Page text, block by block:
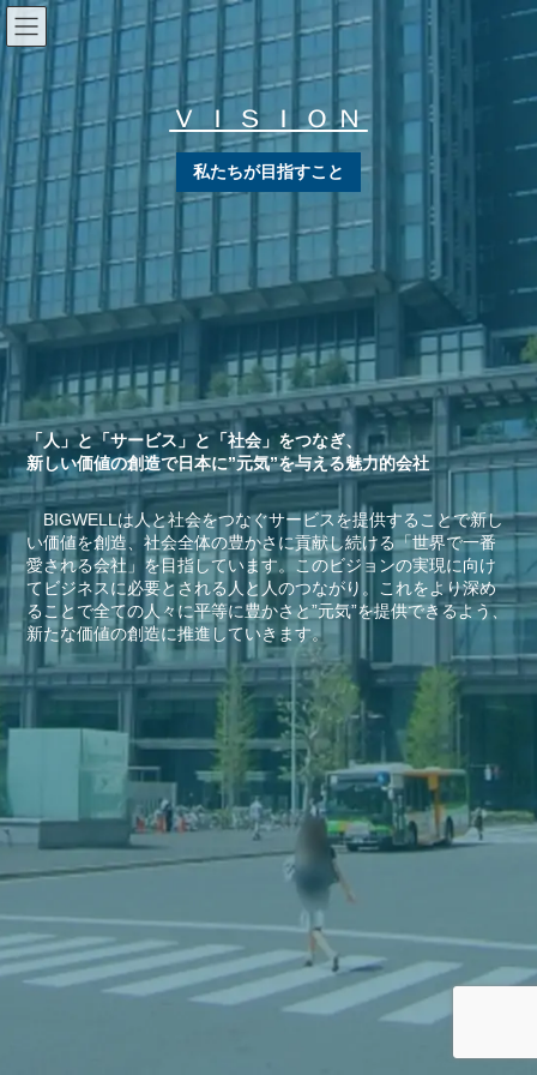
コ
ン
テ
ツ
へ
ス
キ
ッ
ナ
ビ
ゲ
シ
ョ
ン
に
移
ＶＩＳＩＯＮ
私たちが目指すこと
「人」と「サービス」と「社会」をつなぎ、
新しい価値の創造で日本に”元気”を与える魅力的会社
BIGWELLは人と社会をつなぐサービスを提供することで新し
い価値を創造、社会全体の豊かさに貢献し続ける「世界で一番
愛される会社」を目指しています。このビジョンの実現に向け
てビジネスに必要とされる人と人のつながり。これをより深め
ることで全ての人々に平等に豊かさと”元気”を提供できるよう、
新たな価値の創造に推進していきます。